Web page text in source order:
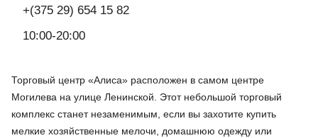
+(375 29) 654 15 82
10:00-20:00
Торговый центр «Алиса» расположен в самом центре
Могилева на улице Ленинской. Этот небольшой торговый
комплекс станет незаменимым, если вы захотите купить
мелкие хозяйственные мелочи, домашнюю одежду или